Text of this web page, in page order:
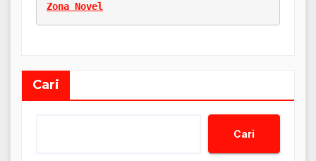
Zona Novel
Cari
Cari